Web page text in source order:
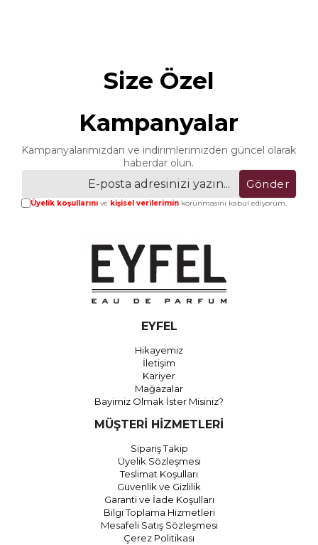
Size Özel
Kampanyalar
Kampanyalarımızdan ve indirimlerimizden güncel olarak
haberdar olun.
Gönder
Üyelik koşullarınıve kişisel verileriminkorunmasını kabul ediyorum.
EYFEL
Hikayemiz
İletişim
Kariyer
Mağazalar
Bayimiz Olmak İster Misiniz?
MÜŞTERİ HİZMETLERİ
Sipariş Takip
Üyelik Sözleşmesi
Teslimat Koşulları
Güvenlik ve Gizlilik
Garanti ve İade Koşulları
Bilgi Toplama Hizmetleri
Mesafeli Satış Sözleşmesi
Çerez Politikası